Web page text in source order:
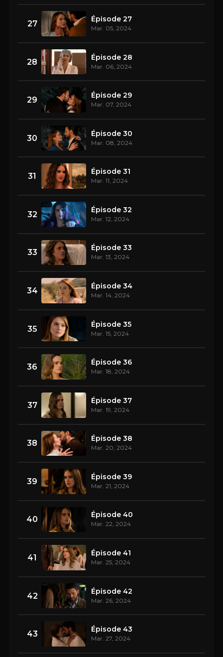
27 Épisode 27
Mar. 05, 2024
28 Épisode 28
Mar. 06, 2024
29 Épisode 29
Mar. 07, 2024
30 Épisode 30
Mar. 08, 2024
31 Épisode 31
Mar. 11, 2024
32 Épisode 32
Mar. 12, 2024
33 Épisode 33
Mar. 13, 2024
34 Épisode 34
Mar. 14, 2024
35 Épisode 35
Mar. 15, 2024
36 Épisode 36
Mar. 18, 2024
37 Épisode 37
Mar. 19, 2024
38 Épisode 38
Mar. 20, 2024
39 Épisode 39
Mar. 21, 2024
40 Épisode 40
Mar. 22, 2024
41 Épisode 41
Mar. 25, 2024
42 Épisode 42
Mar. 26, 2024
43 Épisode 43
Mar. 27, 2024